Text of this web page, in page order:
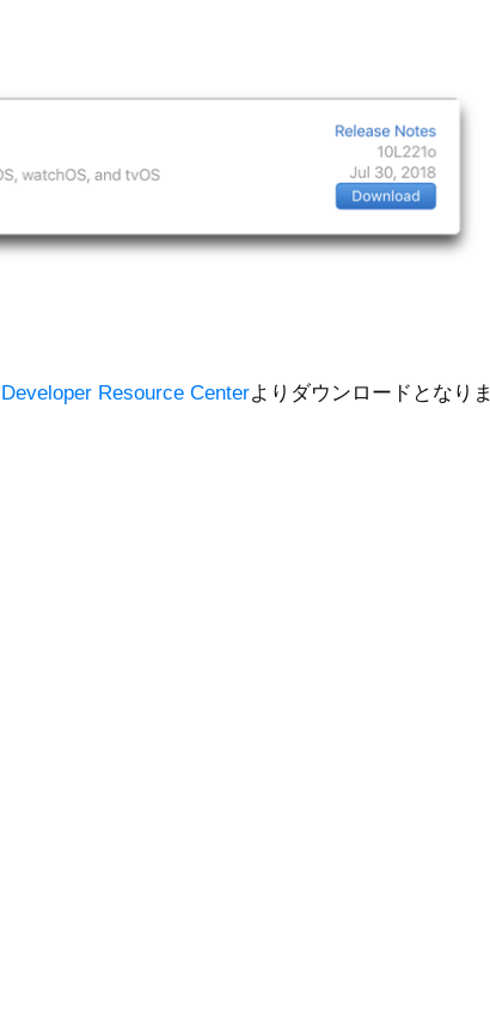
Developer Resource Centerよりダウンロードとなりま